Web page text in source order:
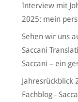
Interview mit
2025: mein
Sehen wir uns
Saccani
Saccani – ein
Jahresrückblick
Fachblog -